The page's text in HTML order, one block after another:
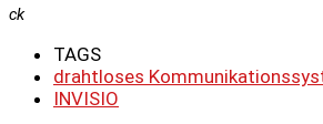
ck
TAGS
drahtloses
INVISIO